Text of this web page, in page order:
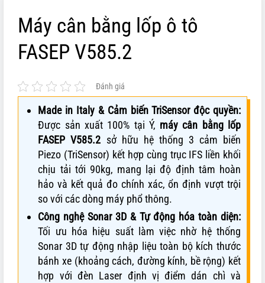
Máy cân bằng lốp ô tô
FASEP V585.2
Đánh giá
Made in Italy & Cảm biến TriSensor độc quyền:
Được sản xuất 100% tại Ý, máy cân bằng lốp
FASEP V585.2 sở hữu hệ thống 3 cảm biến
Piezo (TriSensor) kết hợp cùng trục IFS liền khối
chịu tải tới 90kg, mang lại độ định tâm hoàn
hảo và kết quả đo chính xác, ổn định vượt trội
so với các dòng máy phổ thông.
Công nghệ Sonar 3D & Tự động hóa toàn diện:
Tối ưu hóa hiệu suất làm việc nhờ hệ thống
Sonar 3D tự động nhập liệu toàn bộ kích thước
bánh xe (khoảng cách, đường kính, bề rộng) kết
hợp với đèn Laser định vị điểm dán chì và